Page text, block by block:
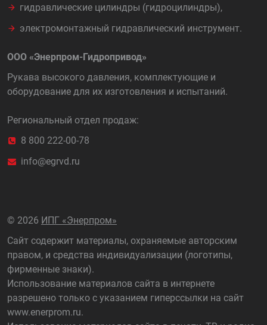
гидравлические цилиндры (гидроцилиндры),
электромонтажный гидравлический инструмент.
ООО «Энерпром-Гидропривод»
Рукава высокого давления, комплектующие и
оборудование для их изготовления и испытаний.
Региональный отдел продаж:
8 800 222-00-78
info@egrvd.ru
© 2026 ИПГ «Энерпром»
Сайт содержит материалы, охраняемые авторским
правом, и средства индивидуализации (логотипы,
фирменные знаки).
Использование материалов сайта в интернете
разрешено только с указанием гиперссылки на сайт
www.enerprom.ru.